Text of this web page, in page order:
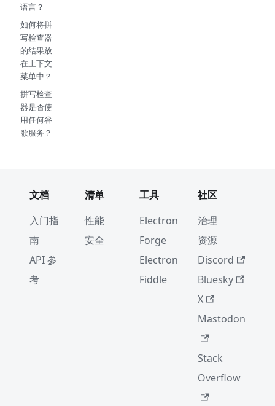
语言？
如何将拼
写检查器
的结果放
在上下文
菜单中？
拼写检查
器是否使
用任何谷
歌服务？
文档
入门指
南
API 参
考
清单
性能
安全
工具
Electron
Forge
Electron
Fiddle
社区
治理
资源
Discord
Bluesky
X
Mastodon
Stack
Overflow